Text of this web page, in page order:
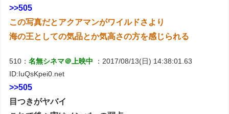
>>505
この写真だとアクアマンがワイルドさより
海の王としての気品とか気高さの方を感じられる
510：名無シネマ＠上映中
：2017/08/13(日) 14:38:01.63
ID:IuQsKpei0.net
>>505
目つきがヤバイ